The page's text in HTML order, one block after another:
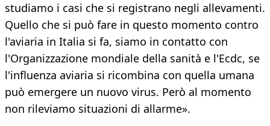
studiamo i casi che si registrano negli allevamenti.
Quello che si può fare in questo momento contro
l'aviaria in Italia si fa, siamo in contatto con
l'Organizzazione mondiale della sanità e l'Ecdc, se
l'influenza aviaria si ricombina con quella umana
può emergere un nuovo virus. Però al momento
non rileviamo situazioni di allarme».